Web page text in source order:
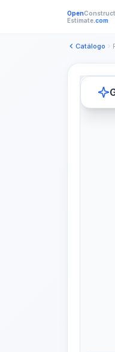
Open
Estimate.com
Catálogo